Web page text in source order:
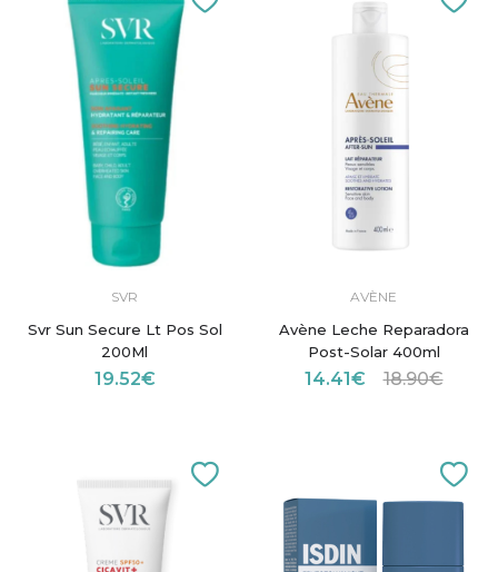
SVR
Svr Sun Secure Lt Pos Sol
200Ml
19.52€
AVÈNE
Avène Leche Reparadora
Post-Solar 400ml
14.41€ 18.90€